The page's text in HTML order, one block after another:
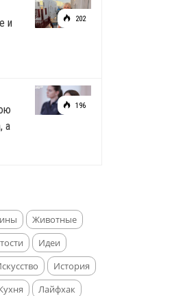
202
и
196
а
Животные
Идеи
История
Лайфхак